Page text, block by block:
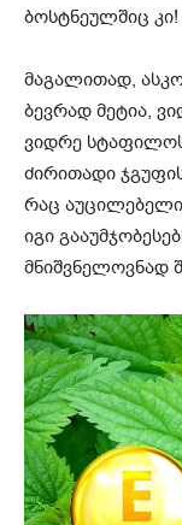
ბოსტნეულშიც კი!
მაგალითად,
ბევრად მეტია,
ვიდრე
ძირითადი
რაც
იგი
მნიშვნელოვნად